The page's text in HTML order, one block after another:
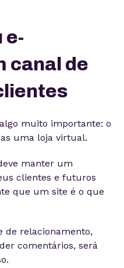
e-
canal de
muito importante: o
uma loja virtual.
manter um
clientes e futuros
que um site é o que
de relacionamento,
comentários, será